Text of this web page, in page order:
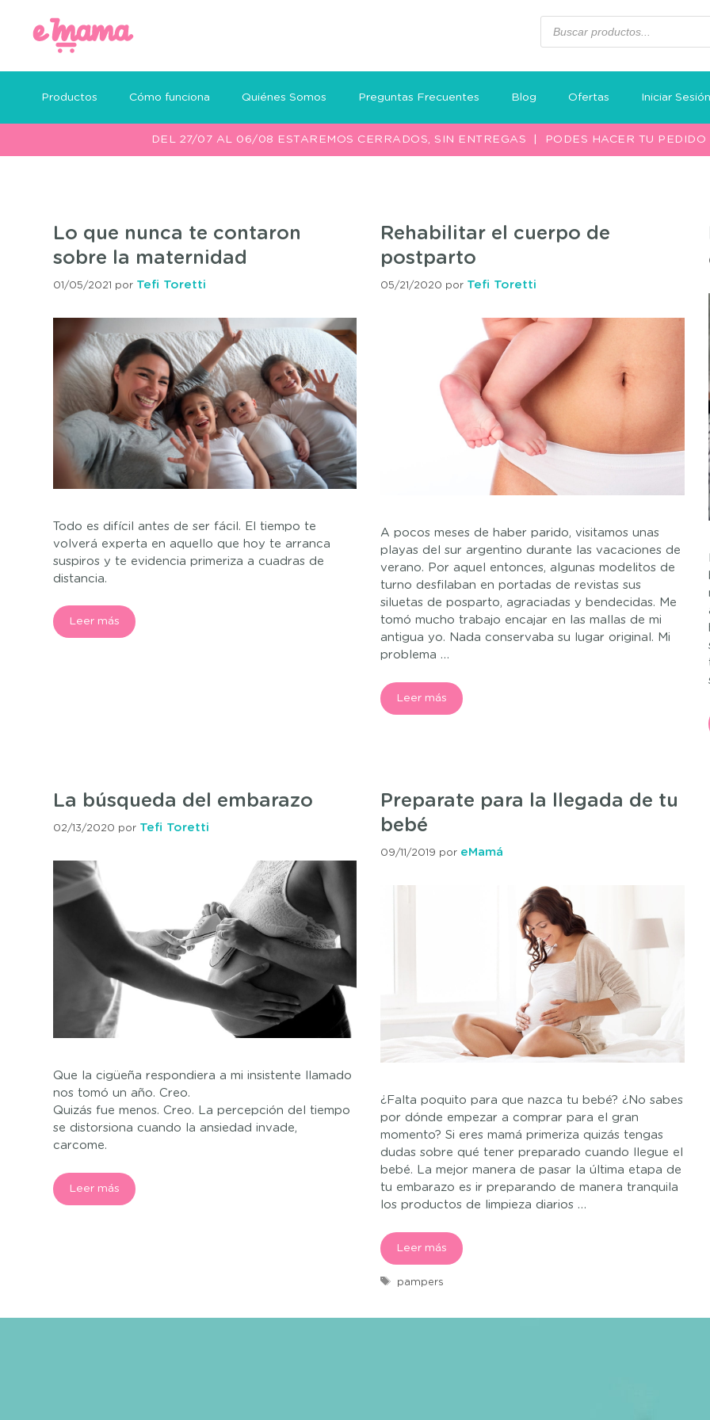
Productos Cómo funciona Quiénes Somos Preguntas Frecuentes Blog Ofertas Iniciar Sesión
DEL 27/07 AL 06/08 ESTAREMOS CERRADOS, SIN ENTREGAS | PODES HACER TU
Lo que nunca te contaron
sobre la maternidad
01/05/2021 por Tefi Toretti
Todo es difícil antes de ser fácil. El tiempo te
volverá experta en aquello que hoy te arranca
suspiros y te evidencia primeriza a cuadras de
distancia.
Leer más
Rehabilitar el cuerpo de
postparto
05/21/2020 por Tefi Toretti
A pocos meses de haber parido, visitamos unas
playas del sur argentino durante las vacaciones de
verano. Por aquel entonces, algunas modelitos de
turno desfilaban en portadas de revistas sus
siluetas de posparto, agraciadas y bendecidas. Me
tomó mucho trabajo encajar en las mallas de mi
antigua yo. Nada conservaba su lugar original. Mi
problema …
Leer más
La búsqueda del embarazo
02/13/2020 por Tefi Toretti
Que la cigüeña respondiera a mi insistente llamado
nos tomó un año. Creo.
Quizás fue menos. Creo. La percepción del tiempo
se distorsiona cuando la ansiedad invade,
carcome.
Leer más
Preparate para la llegada de tu
bebé
09/11/2019 por eMamá
¿Falta poquito para que nazca tu bebé? ¿No sabes
por dónde empezar a comprar para el gran
momento? Si eres mamá primeriza quizás tengas
dudas sobre qué tener preparado cuando llegue el
bebé. La mejor manera de pasar la última etapa de
tu embarazo es ir preparando de manera tranquila
los productos de limpieza diarios …
Leer más
pampers